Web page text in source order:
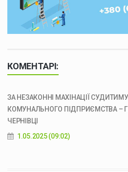
КОМЕНТАРІ:
ЗА НЕЗАКОННІ МАХІНАЦІЇ
КОМУНАЛЬНОГО ПІДПРИЄМСТВА –
ЧЕРНІВЦІ
1.05.2025 (09:02)